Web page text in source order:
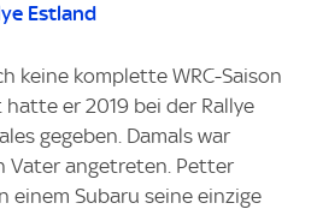
Estland
keine komplette WRC-Saison
er 2019 bei der Rallye
gegeben. Damals war
Vater angetreten. Petter
einem Subaru seine einzige